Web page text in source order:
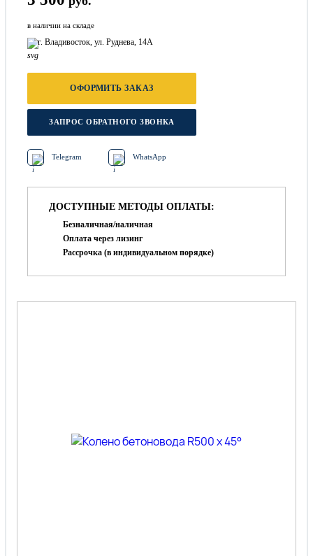
в наличии на складе
г. Владивосток, ул. Руднева, 14А
ОФОРМИТЬ ЗАКАЗ
ЗАПРОС ОБРАТНОГО ЗВОНКА
Telegram WhatsApp
ДОСТУПНЫЕ МЕТОДЫ ОПЛАТЫ:
Безналичная/наличная
Оплата через лизинг
Рассрочка (в индивидуальном порядке)